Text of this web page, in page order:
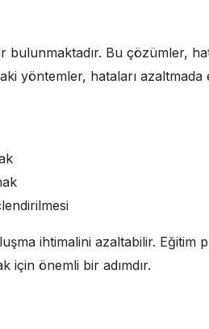
bulunmaktadır. Bu çözümler,
yöntemler, hataları azaltmada
ihtimalini azaltabilir. Eğitim
için önemli bir adımdır.